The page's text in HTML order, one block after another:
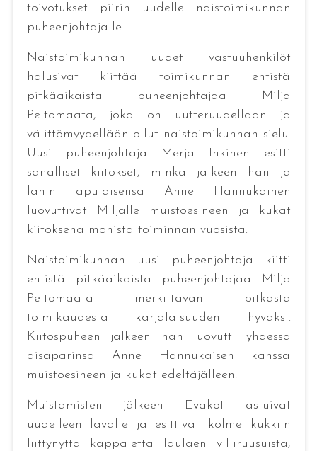
toivotukset piirin uudelle naistoimikunnan
puheenjohtajalle.
Naistoimikunnan uudet vastuuhenkilöt
halusivat kiittää toimikunnan entistä
pitkäaikaista puheenjohtajaa Milja
Peltomaata, joka on uutteruudellaan ja
välittömyydellään ollut naistoimikunnan sielu.
Uusi puheenjohtaja Merja Inkinen esitti
sanalliset kiitokset, minkä jälkeen hän ja
lähin apulaisensa Anne Hannukainen
luovuttivat Miljalle muistoesineen ja kukat
kiitoksena monista toiminnan vuosista.
Naistoimikunnan uusi puheenjohtaja kiitti
entistä pitkäaikaista puheenjohtajaa Milja
Peltomaata merkittävän pitkästä
toimikaudesta karjalaisuuden hyväksi.
Kiitospuheen jälkeen hän luovutti yhdessä
aisaparinsa Anne Hannukaisen kanssa
muistoesineen ja kukat edeltäjälleen.
Muistamisten jälkeen Evakot astuivat
uudelleen lavalle ja esittivät kolme kukkiin
liittynyttä kappaletta laulaen villiruusuista,